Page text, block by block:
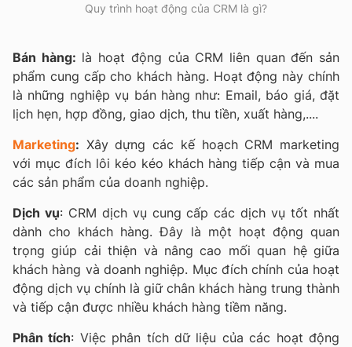
Quy trình hoạt động của CRM là gì?
Bán hàng: là hoạt động của CRM liên quan đến sản
phẩm cung cấp cho khách hàng. Hoạt động này chính
là những nghiệp vụ bán hàng như: Email, báo giá, đặt
lịch hẹn, hợp đồng, giao dịch, thu tiền, xuất hàng,....
Marketing: Xây dựng các kế hoạch CRM marketing
với mục đích lôi kéo kéo khách hàng tiếp cận và mua
các sản phẩm của doanh nghiệp.
Dịch vụ: CRM dịch vụ cung cấp các dịch vụ tốt nhất
dành cho khách hàng. Đây là một hoạt động quan
trọng giúp cải thiện và nâng cao mối quan hệ giữa
khách hàng và doanh nghiệp. Mục đích chính của hoạt
động dịch vụ chính là giữ chân khách hàng trung thành
và tiếp cận được nhiều khách hàng tiềm năng.
Phân tích: Việc phân tích dữ liệu của các hoạt động